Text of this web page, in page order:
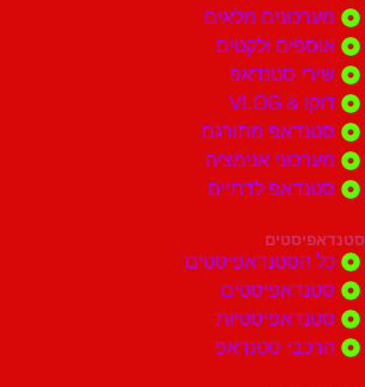
מערכונים מלאים
אוספים ולקטים
שירי סטנדאפ
דוקו & VLOG
סטנדאפ מתורגם
מערכוני אנימציה
סטנדאפ לדתיים
סטנדאפיסטים
כל הסטנדאפיסטים
סטנדאפיסטים
סטנדאפיסטיות
הרכבי סטנדאפ